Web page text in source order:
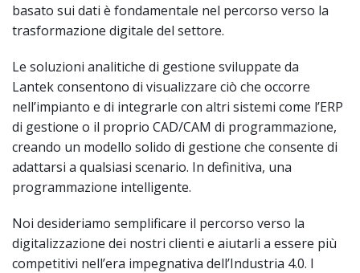
basato sui dati è fondamentale nel percorso verso la
trasformazione digitale del settore.
Le soluzioni analitiche di gestione sviluppate da
Lantek consentono di visualizzare ciò che occorre
nell’impianto e di integrarle con altri sistemi come l’ERP
di gestione o il proprio CAD/CAM di programmazione,
creando un modello solido di gestione che consente di
adattarsi a qualsiasi scenario. In definitiva, una
programmazione intelligente.
Noi desideriamo semplificare il percorso verso la
digitalizzazione dei nostri clienti e aiutarli a essere più
competitivi nell’era impegnativa dell’Industria 4.0. I